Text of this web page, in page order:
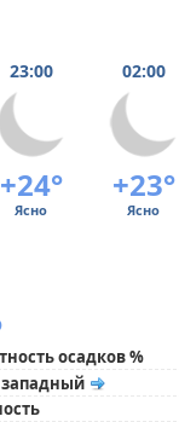
23:00 02:00
+24° +23°
Ясно Ясно
осадков %
западный